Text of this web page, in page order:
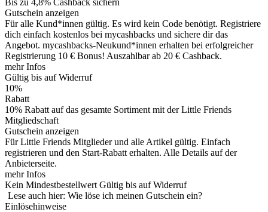
Gutschein anzeigen
Für alle Kund*innen gültig. Es wird kein Code benötigt. Registriere
dich einfach kostenlos bei mycashbacks und sichere dir das
Angebot. mycashbacks-Neukund*innen erhalten bei erfolgreicher
Registrierung 10 € Bonus! Auszahlbar ab 20 € Cashback.
mehr Infos
Gültig bis auf Widerruf
10%
Rabatt
10% Rabatt auf das gesamte Sortiment mit der Little Friends
Mitgliedschaft
Gutschein anzeigen
Für Little Friends Mitglieder und alle Artikel gültig. Einfach
registrieren und den Start-Rabatt erhalten. Alle Details auf der
Anbieterseite.
mehr Infos
Kein Mindestbestellwert Gültig bis auf Widerruf
Lese auch hier: Wie löse ich meinen Gutschein ein?
Einlösehinweise